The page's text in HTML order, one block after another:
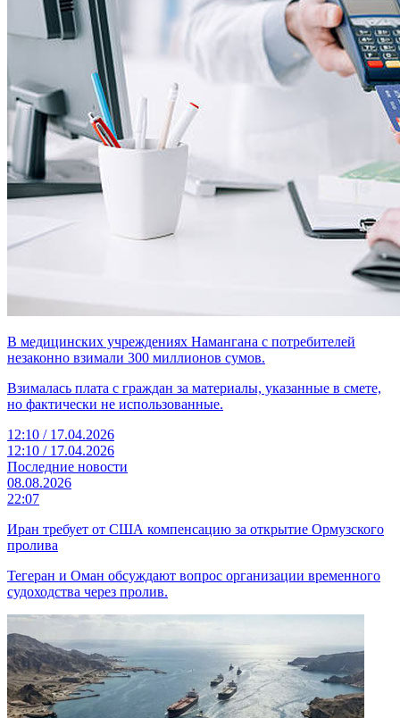
В медицинских учреждениях Намангана с потребителей
незаконно взимали 300 миллионов сумов.
Взималась плата с граждан за материалы, указанные в смете,
но фактически не использованные.
12:10 / 17.04.2026
12:10 / 17.04.2026
Последние новости
08.08.2026
22:07
Иран требует от США компенсацию за открытие Ормузского
пролива
Тегеран и Оман обсуждают вопрос организации временного
судоходства через пролив.